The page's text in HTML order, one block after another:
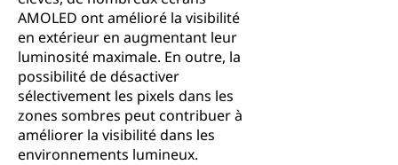
AMOLED ont amélioré la visibilité
en extérieur en augmentant leur
luminosité maximale. En outre, la
possibilité de désactiver
sélectivement les pixels dans les
zones sombres peut contribuer à
améliorer la visibilité dans les
environnements lumineux.